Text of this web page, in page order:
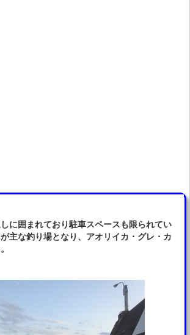
に囲まれており駐車スペースも限られてい
主な釣り場となり、アオリイカ・グレ・カ